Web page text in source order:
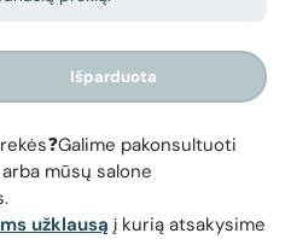
Išparduota
pakonsultuoti
arba mūsų salone
užklausą į kurią atsakysime